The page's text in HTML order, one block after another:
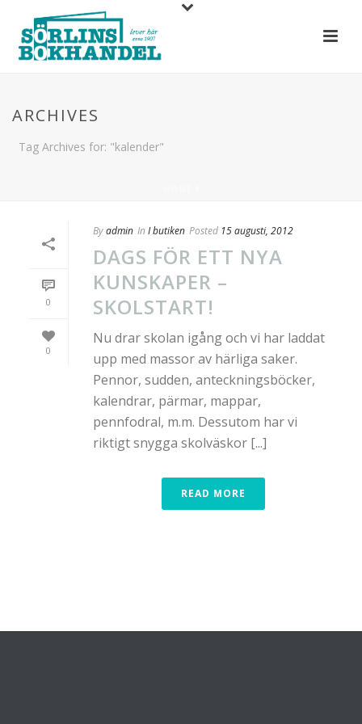
ARCHIVES
Tag Archives for: "kalender"
0
0
Byadmin In I butiken Posted 15 augusti, 2012
DAGS FÖR ETT NYA
KUNSKAPER –
SKOLSTART!
Nu drar skolan igång och vi har laddat
upp med massor av härliga saker.
Pennor, sudden, anteckningsböcker,
kalendrar, pärmar, mappar,
pennfodral, m.m. Dessutom har vi
riktigt snygga skolväskor [...]
READ MORE